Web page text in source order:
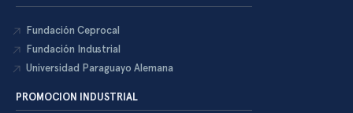
Fundación Ceprocal
Fundación Industrial
Universidad Paraguayo Alemana
PROMOCION INDUSTRIAL